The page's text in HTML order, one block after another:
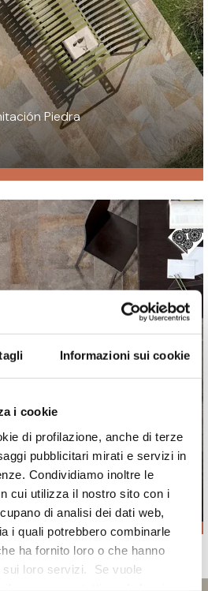
Informazioni sui cookie
i cookie
di profilazione, anche di terze
pubblicitari mirati e servizi in
Condividiamo inoltre le
cui utilizza il nostro sito con i
di analisi dei dati web,
i quali potrebbero combinarle
ha fornito loro o che hanno
loro servizi. Se vuole
Piedra
Piedra
30x60 RT 60x60 RT 20mm